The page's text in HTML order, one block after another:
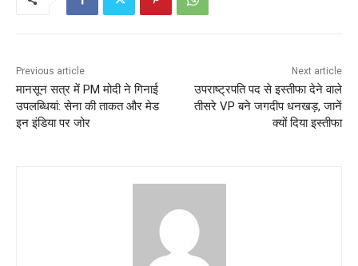
Previous article
मानसून सत्र में PM मोदी ने गिनाई
उपलब्धियां: सेना की ताकत और मेड
इन इंडिया पर जोर
Next article
उपराष्ट्रपति पद से इस्तीफा देने वाले
तीसरे VP बने जगदीप धनखड़, जानें
क्यों दिया इस्तीफा